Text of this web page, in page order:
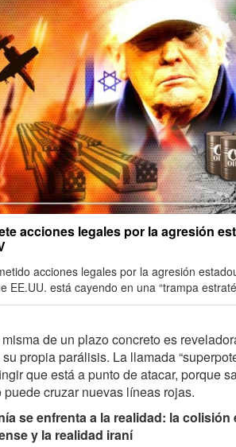
acciones legales por la agresión
acciones legales por la agresión
EE.UU. está cayendo en una “trampa
de un plazo concreto es
propia parálisis. La llamada
que está a punto de atacar, porque
cruzar nuevas líneas rojas.
se enfrenta a la realidad: la colisión
y la realidad iraní